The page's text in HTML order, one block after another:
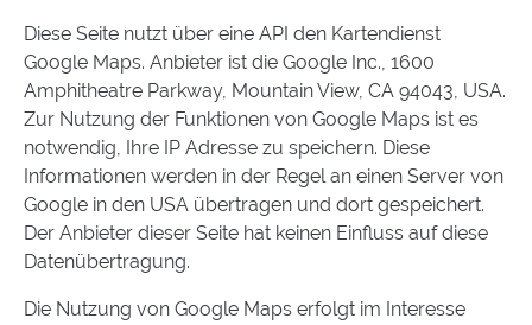
Diese Seite nutzt über eine API den Kartendienst
Google Maps. Anbieter ist die Google Inc., 1600
Amphitheatre Parkway, Mountain View, CA 94043, USA.
Zur Nutzung der Funktionen von Google Maps ist es
notwendig, Ihre IP Adresse zu speichern. Diese
Informationen werden in der Regel an einen Server von
Google in den USA übertragen und dort gespeichert.
Der Anbieter dieser Seite hat keinen Einfluss auf diese
Datenübertragung.
Die Nutzung von Google Maps erfolgt im Interesse